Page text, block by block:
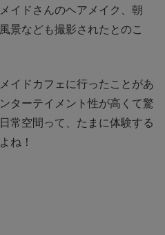
イドさんのヘアメイク、朝
景なども撮影されたとのこ
イドカフェに行ったことがあ
ターテイメント性が高くて驚
常空間って、たまに体験する
ね！